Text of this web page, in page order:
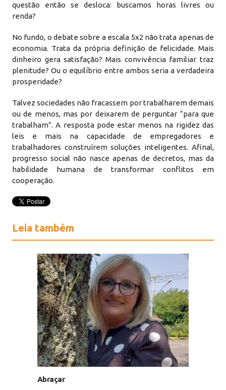
questão então se desloca: buscamos horas livres ou
renda?
No fundo, o debate sobre a escala 5x2 não trata apenas de
economia. Trata da própria definição de felicidade. Mais
dinheiro gera satisfação? Mais convivência familiar traz
plenitude? Ou o equilíbrio entre ambos seria a verdadeira
prosperidade?
Talvez sociedades não fracassem por trabalharem demais
ou de menos, mas por deixarem de perguntar “para que
trabalham”. A resposta pode estar menos na rigidez das
leis e mais na capacidade de empregadores e
trabalhadores construírem soluções inteligentes. Afinal,
progresso social não nasce apenas de decretos, mas da
habilidade humana de transformar conflitos em
cooperação.
Leia também
Abraçar